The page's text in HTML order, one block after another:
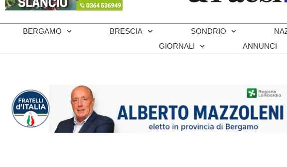
BERGAMO BRESCIA SONDRIO
GIORNALI
ANNUNCI